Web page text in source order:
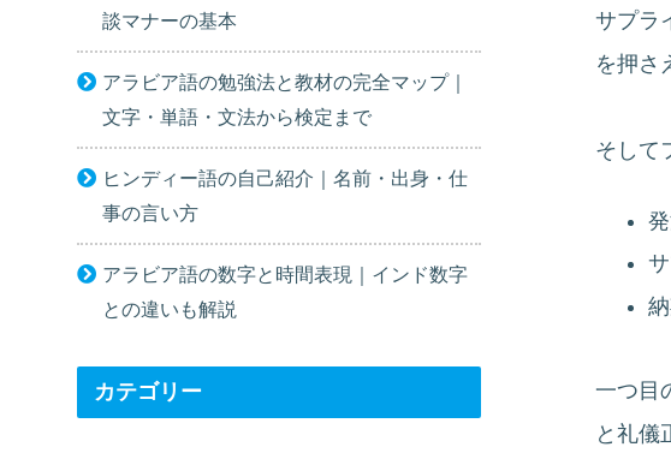
サプラ
を押さ
そして
一つ目
と礼儀
談マナーの基本
アラビア語の勉強法と教材の完全マップ｜
文字・単語・文法から検定まで
ヒンディー語の自己紹介｜名前・出身・仕
事の言い方
アラビア語の数字と時間表現｜インド数字
との違いも解説
カテゴリー